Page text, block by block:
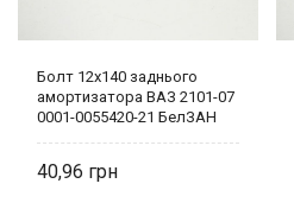
Болт 12х140 заднього
амортизатора ВАЗ 2101-07
0001-0055420-21 БелЗАН
40,96